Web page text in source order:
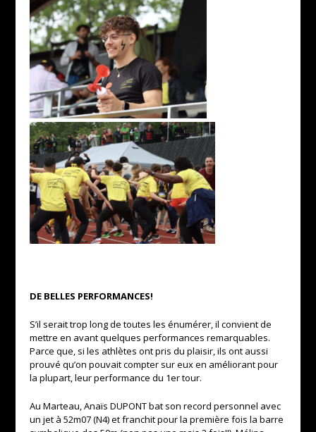
DE BELLES PERFORMANCES!
S’il serait trop long de toutes les énumérer, il convient de
mettre en avant quelques performances remarquables.
Parce que, si les athlètes ont pris du plaisir, ils ont aussi
prouvé qu’on pouvait compter sur eux en améliorant pour
la plupart, leur performance du 1er tour.
Au Marteau, Anaïs DUPONT bat son record personnel avec
un jet à52m07 (N4)et franchit pour la première fois la barre